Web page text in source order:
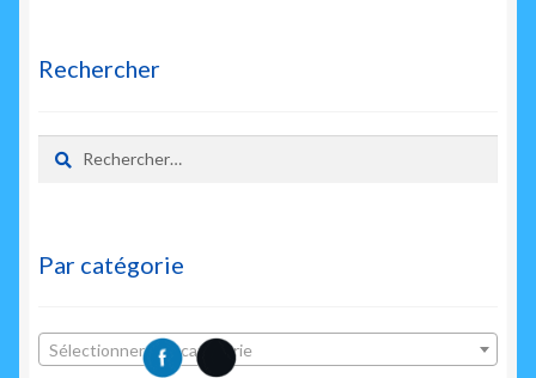
Rechercher
Rechercher :
Par catégorie
Sélectionner une catégorie